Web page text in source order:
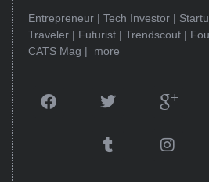
Entrepreneur | Tech Investor |
Traveler | Futurist | Trendscout |
CATS Mag | more